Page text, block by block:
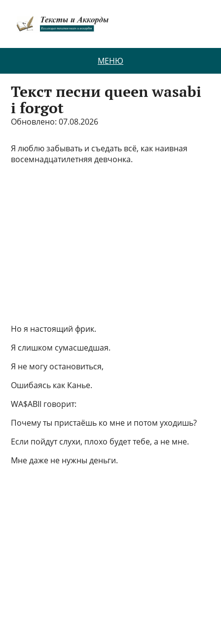
МЕНЮ
Текст песни queen wasabi
i forgot
Обновлено: 07.08.2026
Я люблю забывать и съедать всё, как наивная
восемнадцатилетняя девчонка.
Но я настоящий фрик.
Я слишком сумасшедшая.
Я не могу остановиться,
Ошибаясь как Канье.
WA$ABII говорит:
Почему ты пристаёшь ко мне и потом уходишь?
Если пойдут слухи, плохо будет тебе, а не мне.
Мне даже не нужны деньги.